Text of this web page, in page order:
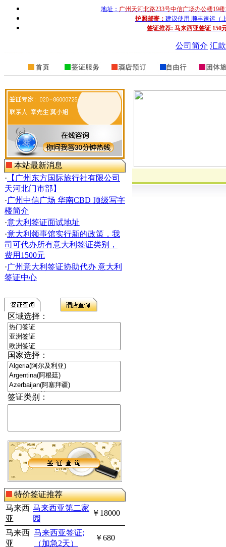
地址： 广州天河北路233号中信广场办公楼19
护照邮寄： 建议使用 顺丰速运（
签证推荐: 马来西亚签证 150
公司简介 汇
本站最新消息
· 【广州东方国际旅行社有限公司
天河北门市部】
·广州中信广场 华南CBD 顶级写字
楼简介
·意大利签证面试地址
·意大利领事馆实行新的政策，我
司可代办所有意大利签证类别，
费用1500元
·广州意大利签证协助代办 意大利
签证中心
区域选择：
国家选择：
签证类别：
特价签证推荐
马来西
亚
马来西亚第二家
园
￥18000
马来西
亚
马来西亚签证;
（加急2天）
￥680